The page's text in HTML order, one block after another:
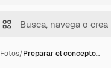
Fotos/Preparar el concepto…